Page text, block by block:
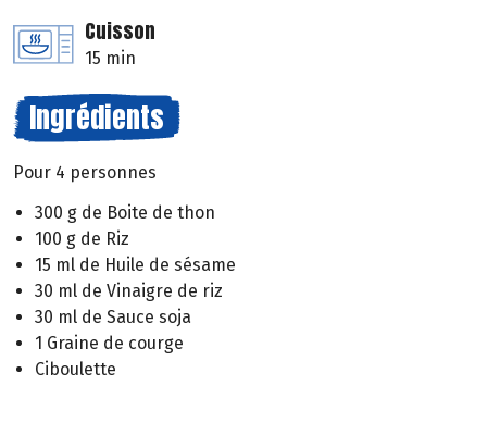
Cuisson
15 min
Ingrédients
Pour 4 personnes
300 g de Boite de thon
100 g de Riz
15 ml de Huile de sésame
30 ml de Vinaigre de riz
30 ml de Sauce soja
1 Graine de courge
Ciboulette